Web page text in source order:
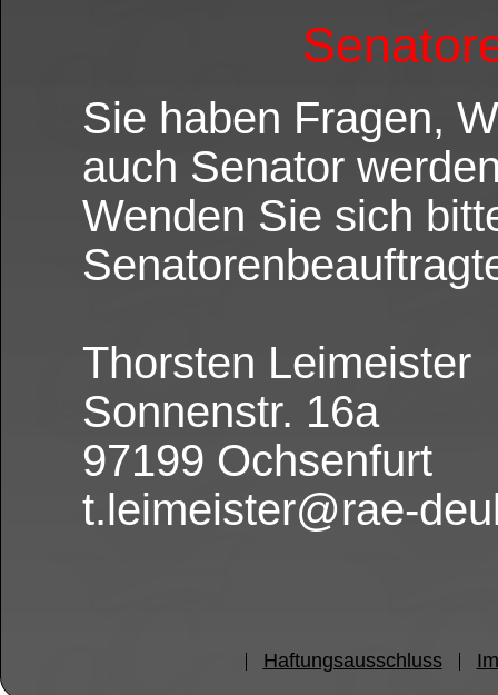
Sie haben Fragen,
auch Senator
Wenden Sie sich
Thorsten Leimeister
Sonnenstr. 16a
97199 Ochsenfurt
t.leimeister@rae-
Haftungsausschluss